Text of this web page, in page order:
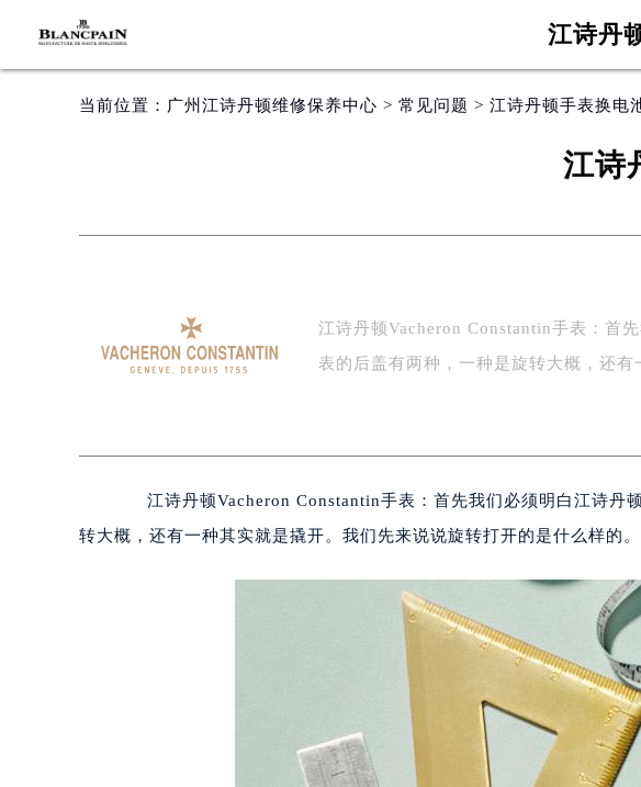
江诗丹
当前位置： 广州江诗丹顿维修保养中心 > 常见问题 > 江诗丹顿手表换电
江诗
江诗丹顿Vacheron Constantin手表：首
表的后盖有两种，一种是旋转大概，还
江诗丹顿Vacheron Constantin手表：首先我们必须明白江诗丹
转大概，还有一种其实就是撬开。我们先来说说旋转打开的是什么样的